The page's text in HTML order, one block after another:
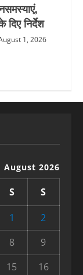
दिए निर्देश
1, 2026
August 2026
S
S
1
2
8
9
15 16